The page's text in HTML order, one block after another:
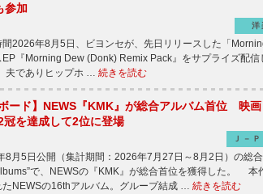
参加
洋
2026年8月5日、ビヨンセが、先日リリースした「
EP『Morning Dew (Donk) Remix Pack』をサプライズ配
夫でありヒップホ … 続きを読む
ボード】NEWS『KMK』が総合アルバム首位 映
冠を達成して2位に登場
Ｊ－
月5日公開（集計期間：2026年7月27日～8月2日）の総
で、NEWSの『KMK』が総合首位を獲得した。 本
たNEWSの16thアルバム。グループ結成 … 続きを読む